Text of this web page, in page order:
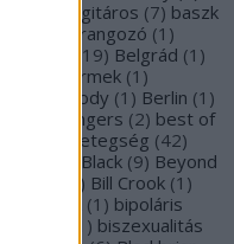
basszusgitáros (7) baszk
beharangozó (1 )
19) Belgrád (1 )
belső gyermek (1 )
Ben Moody (1 ) Berlin (1 )
Beste Zangers (2) best of
betegség (42)
The Black (9) Beyond
) Bill Crook (1 )
(1 ) bipoláris
) biszexualitás